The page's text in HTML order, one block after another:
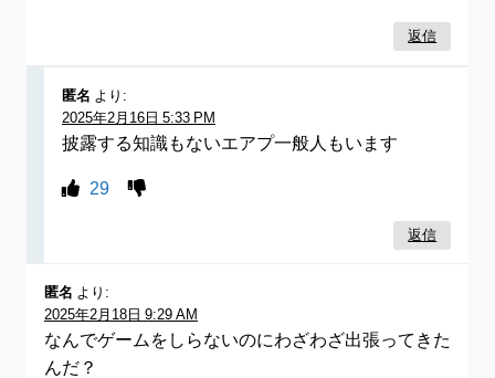
返信
匿名 より:
2025年2月16日 5:33 PM
披露する知識もないエアプ一般人もいます
29
返信
匿名 より:
2025年2月18日 9:29 AM
なんでゲームをしらないのにわざわざ出張ってきた
んだ？